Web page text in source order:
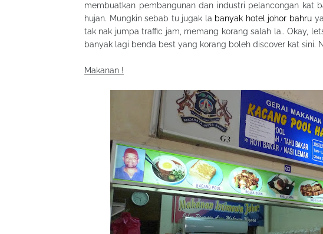
membuatkan pembangunan dan industri pelancongan kat
hujan. Mungkin sebab tu jugak la banyak hotel johor bahru
tak nak jumpa traffic jam, memang korang salah la.. Okay,
banyak lagi benda best yang korang boleh discover kat sini.
Makanan !